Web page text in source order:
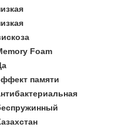
Foam
памяти